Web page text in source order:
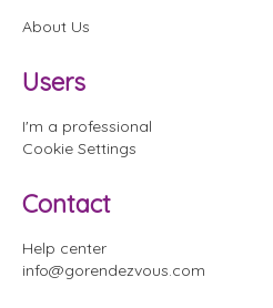
About Us
Users
I'm a professional
Cookie Settings
Contact
Help center
info@gorendezvous.com